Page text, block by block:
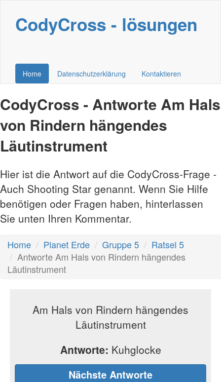
CodyCross - lösungen
Home Datenschutzerklärung Kontaktieren
CodyCross - Antworte Am Hals
von Rindern hängendes
Läutinstrument
Hier ist die Antwort auf die CodyCross-Frage -
Auch Shooting Star genannt. Wenn Sie Hilfe
benötigen oder Fragen haben, hinterlassen
Sie unten Ihren Kommentar.
Home Planet Erde Gruppe 5
Ratsel 5
Antworte Am Hals von Rindern hängendes
Läutinstrument
Am Hals von Rindern hängendes
Läutinstrument
Antworte: Kuhglocke
Nächste Antworte